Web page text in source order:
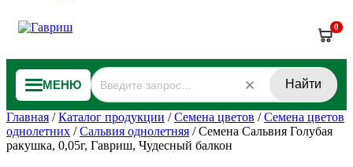
0
МЕНЮ Найти
Главная /Каталог продукции /Семена цветов /Семена цветов
однолетних /Сальвия однолетняя /Семена Сальвия Голубая
ракушка, 0,05г, Гавриш, Чудесный балкон